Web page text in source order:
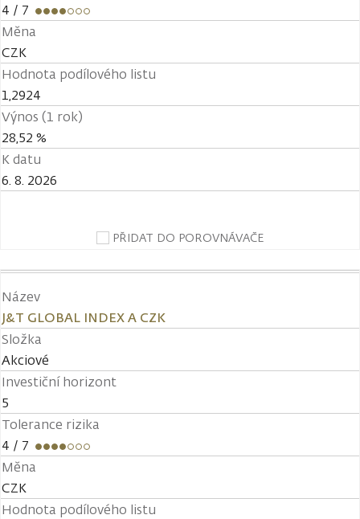
4 / 7
Měna
CZK
Hodnota podílového listu
1,2924
Výnos (1 rok)
28,52 %
K datu
6. 8. 2026
PŘIDAT DO POROVNÁVAČE
Název
J&T GLOBAL INDEX A CZK
Složka
Akciové
Investiční horizont
5
Tolerance rizika
4 / 7
Měna
CZK
Hodnota podílového listu